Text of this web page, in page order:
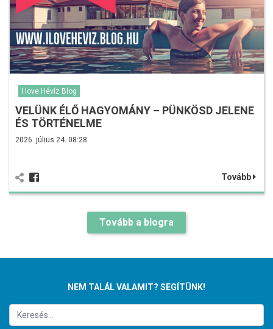
I love Hévíz Blog
VELÜNK ÉLŐ HAGYOMÁNY – PÜNKÖSD JELENE
ÉS TÖRTÉNELME
2026. július 24. 08:28
Tovább
Tovább a blogra
NEM TALÁL VALAMIT? SEGÍTÜNK!